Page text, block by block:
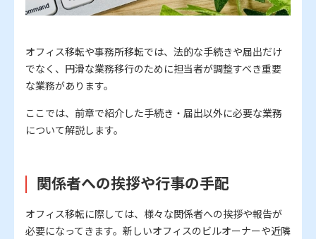
オフィス移転や事務所移転では、法的な手続きや届出だけ
でなく、円滑な業務移行のために担当者が調整すべき重要
な業務があります。
ここでは、前章で紹介した手続き・届出以外に必要な業務
について解説します。
関係者への挨拶や行事の手配
オフィス移転に際しては、様々な関係者への挨拶や報告が
必要になってきます。新しいオフィスのビルオーナーや近隣